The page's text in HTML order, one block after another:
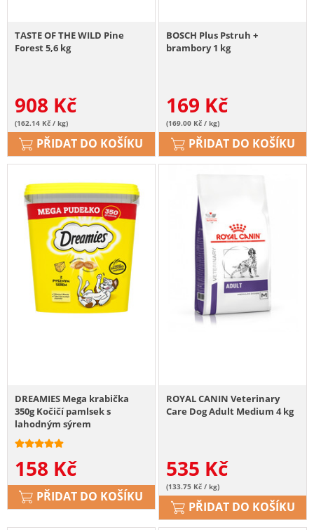
TASTE OF THE WILD Pine
Forest 5,6 kg
908 Kč
(162.14 Kč / kg)
PŘIDAT DO KOŠÍKU
BOSCH Plus Pstruh +
brambory 1 kg
169 Kč
(169.00 Kč / kg)
PŘIDAT DO KOŠÍKU
DREAMIES Mega krabička
350g Kočičí pamlsek s
lahodným sýrem
158 Kč
PŘIDAT DO KOŠÍKU
ROYAL CANIN Veterinary
Care Dog Adult Medium 4 kg
535 Kč
(133.75 Kč / kg)
PŘIDAT DO KOŠÍKU